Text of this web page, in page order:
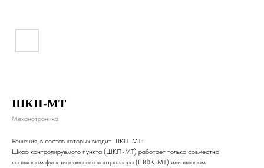
ШКП-МТ
Механотроника
Решения, в состав которых входит ШКП-МТ:
Шкаф контролируемого пункта (ШКП-МТ) работает только совместно
со шкафом функционального контроллера (ШФК-МТ) или шкафом